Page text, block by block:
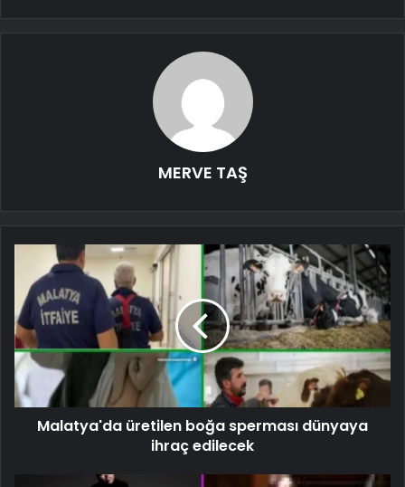
MERVE TAŞ
Malatya'da üretilen boğa sperması dünyaya
ihraç edilecek